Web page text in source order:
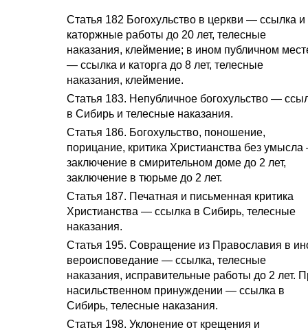
Статья 182 Богохульство в церкви — ссылка и
каторжные работы до 20 лет, телесные
наказания, клеймение; в ином публичном
— ссылка и каторга до 8 лет, телесные
наказания, клеймение.
Статья 183. Непубличное богохульство —
в Сибирь и телесные наказания.
Статья 186. Богохульство, поношение,
порицание, критика Христианства без
заключение в смирительном доме до 2 лет,
заключение в тюрьме до 2 лет.
Статья 187. Печатная и письменная критика
Христианства — ссылка в Сибирь, телесные
наказания.
Статья 195. Совращение из Православия в
вероисповедание — ссылка, телесные
наказания, исправительные работы до 2 лет.
насильственном принуждении — ссылка в
Сибирь, телесные наказания.
Статья 198. Уклонение от крещения и